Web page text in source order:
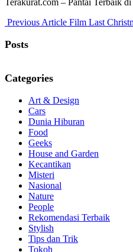
Terakurat.com – Pantai Terbaik
Previous Article Previous
Film Last
Posts
Categories
Art & Design
Cars
Dunia Hiburan
Food
Geeks
House and Garden
Kecantikan
Misteri
Nasional
Nature
People
Rekomendasi Terbaik
Stylish
Tips dan Trik
Tokoh